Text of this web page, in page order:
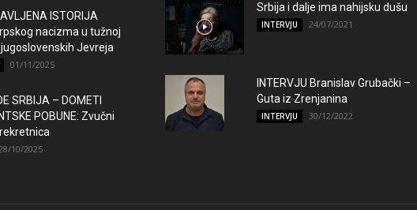
ISTORIJA
nacizma u tužnoj
Jevreja
01/11/2025
SRBIJA – DOMETI
POBUNE: Zvučni
10/2025
Srbija i dalje ima nahijsku dušu
INTERVJU 24/07/2021
INTERVJU Branislav Grubački –
Guta iz Zrenjanina
INTERVJU 30/12/2022